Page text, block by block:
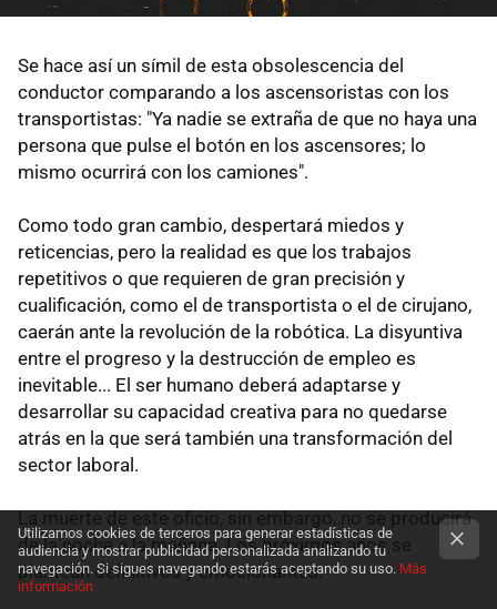
Se hace así un símil de esta obsolescencia del
conductor comparando a los ascensoristas con los
transportistas: "Ya nadie se extraña de que no haya una
persona que pulse el botón en los ascensores; lo
mismo ocurrirá con los camiones".
Como todo gran cambio, despertará miedos y
reticencias, pero la realidad es que los trabajos
repetitivos o que requieren de gran precisión y
cualificación, como el de transportista o el de cirujano,
caerán ante la revolución de la robótica. La disyuntiva
entre el progreso y la destrucción de empleo es
inevitable... El ser humano deberá adaptarse y
desarrollar su capacidad creativa para no quedarse
atrás en la que será también una transformación del
sector laboral.
La muerte de este oficio, sin embargo, no se producirá
de la noche a la mañana. Los próximos años se
plantean definitivos y emocionantes.
Utilizamos cookies de terceros para generar estadísticas de
audiencia y mostrar publicidad personalizada analizando tu
navegación. Si sigues navegando estarás aceptando su uso. Más
información